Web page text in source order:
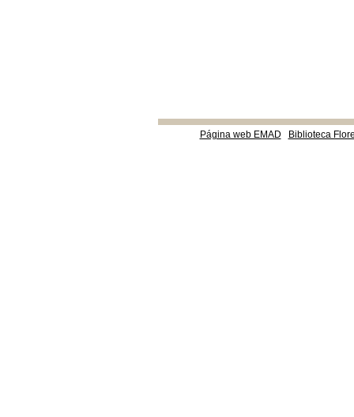
Página web EMAD Biblioteca